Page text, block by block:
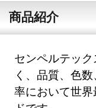
商品紹介
センペルテッ
く、品質、色
率において世